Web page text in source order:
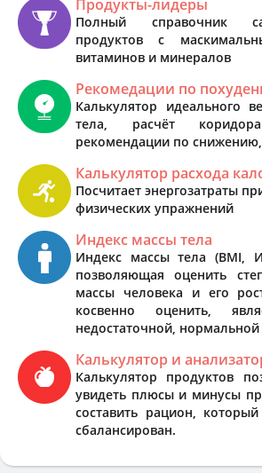
Продукты-лидеры
Полный справочник
продуктов с
витаминов и минералов
Рекомедации по
Калькулятор идеального
тела, расчёт коридора
рекомендации по
Калькулятор расхода
Посчитает энергозатраты
физических упражнений
Индекс массы тела
Индекс массы тела (BMI,
позволяющая оценить
массы человека и его
косвенно оценить,
недостаточной,
Калькулятор и
Калькулятор продуктов
увидеть плюсы и минусы
составить рацион,
сбалансирован.